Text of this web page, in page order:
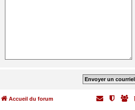
Accueil du forum